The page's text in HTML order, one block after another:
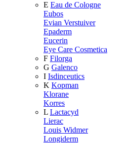
E Eau de Cologne
Eubos
Evian Verstuiver
Epaderm
Eucerin
Eye Care Cosmetica
F Filorga
G Galenco
I Isdinceutics
K Kopman
Klorane
Korres
L Lactacyd
Lierac
Louis Widmer
Longiderm